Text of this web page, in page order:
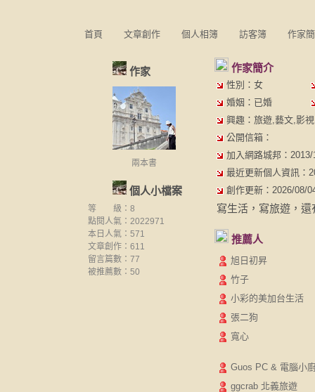
首頁 文章創作 個人相簿 訪客簿 作家
作家
兩本書
個人小檔案
等 級：8
點閱人氣：2022971
本日人氣：571
文章創作：611
留言篇數：77
被推薦數： 50
作家簡介
性別：女
婚姻：已婚
興趣：旅遊,藝文,影
公開信箱：
加入網路城邦：
最近更新個人資訊：
創作更新：2026/08/
寫生活，寫旅遊，
推薦人
旭日初昇
竹子
小彩的美加台生活
張二狗
寬心
Guos PC & 電腦小
ggcrab 北義旅遊